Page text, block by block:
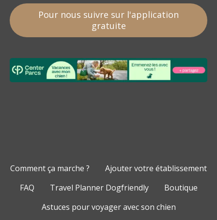
Pour nous suivre sur l'application
gratuite
Comment ça marche ?
Ajouter votre établissement
FAQ
Travel Planner Dogfriendly
Boutique
Astuces pour voyager avec son chien